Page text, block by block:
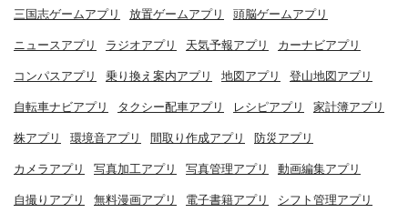
三国志ゲームアプリ 放置ゲームアプリ 頭脳ゲームアプリ
ニュースアプリ ラジオアプリ 天気予報アプリ カーナビアプリ
コンパスアプリ 乗り換え案内アプリ 地図アプリ 登山地図アプリ
自転車ナビアプリ タクシー配車アプリ レシピアプリ 家計簿アプリ
株アプリ 環境音アプリ 間取り作成アプリ 防災アプリ
カメラアプリ 写真加工アプリ 写真管理アプリ 動画編集アプリ
自撮りアプリ 無料漫画アプリ 電子書籍アプリ シフト管理アプリ